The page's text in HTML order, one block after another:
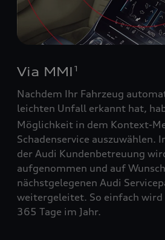
Via MMI 1
Nachdem Ihr Fahrzeug
leichten Unfall erkannt hat,
Möglichkeit in dem Kontext-
Schadenservice auszuwählen.
der Audi Kundenbetreuung
aufgenommen und auf
nächstgelegenen Audi
weitergeleitet. So einfach wird
365 Tage im Jahr.